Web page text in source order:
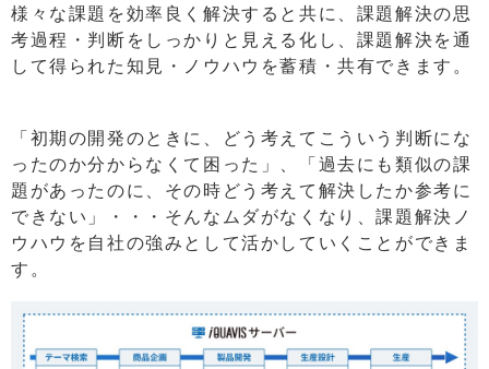
様々な課題を効率良く解決すると共に、課題解決の思
考過程・判断をしっかりと見える化し、課題解決を通
して得られた知見・ノウハウを蓄積・共有できます。
「初期の開発のときに、どう考えてこういう判断にな
ったのか分からなくて困った」、「過去にも類似の課
題があったのに、その時どう考えて解決したか参考に
できない」・・・そんなムダがなくなり、課題解決ノ
ウハウを自社の強みとして活かしていくことができま
す。